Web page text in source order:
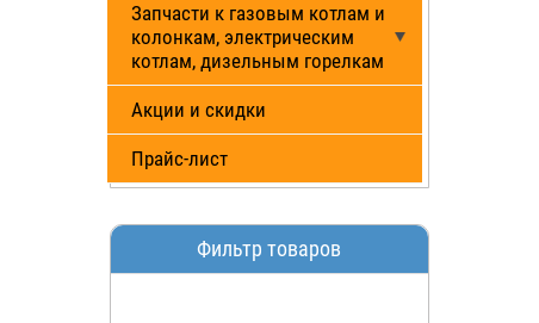
Запчасти к газовым котлам и
колонкам, электрическим
котлам, дизельным горелкам
Акции и скидки
Прайс-лист
Фильтр товаров